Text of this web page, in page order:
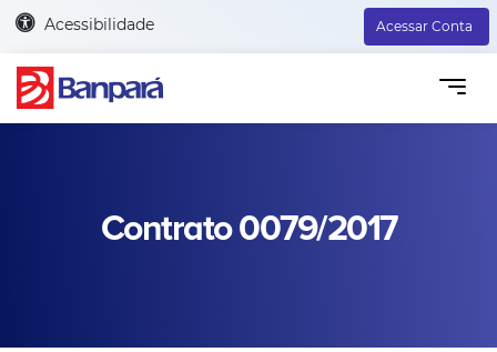
Acessibilidade Acessar Conta
Contrato 0079/2017